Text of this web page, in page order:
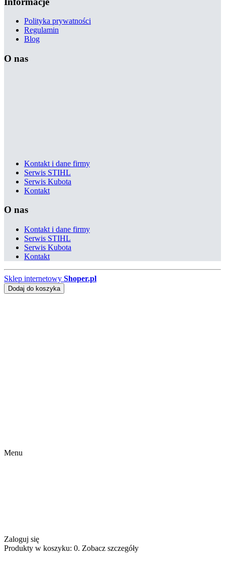
Polityka prywatności
Regulamin
Blog
O nas
Kontakt i dane firmy
Serwis STIHL
Serwis Kubota
Kontakt
O nas
Kontakt i dane firmy
Serwis STIHL
Serwis Kubota
Kontakt
Sklep internetowy Shoper.pl
Dodaj do koszyka
Menu
Zaloguj się
Produkty w koszyku: 0. Zobacz szczegóły